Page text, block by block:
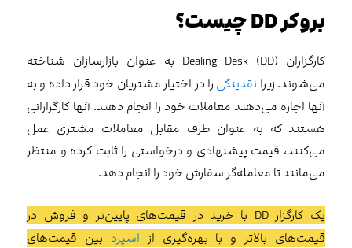
بروکرDDچیست؟
کارگزاران Dealing Desk (DD) به عنوان بازارسازان شناخته
می‌شوند. زیرا نقدینگی را در اختیار مشتریان خود قرار داده و به
آنها اجازه می‌دهند معاملات خود را انجام دهند. آنها کارگزارانی
هستند که به عنوان طرف مقابل معاملات مشتری عمل
می‌کنند، قیمت پیشنهادی و درخواستی را ثابت کرده و منتظر
می‌مانند تا معامله‌‌گر سفارش خود را انجام دهد.
یک کارگزار DD با خرید در قیمت‌های پایین‌تر و فروش در
قیمت‌های بالاتر و با بهره‌گیری از اسپرد بین قیمت‌های